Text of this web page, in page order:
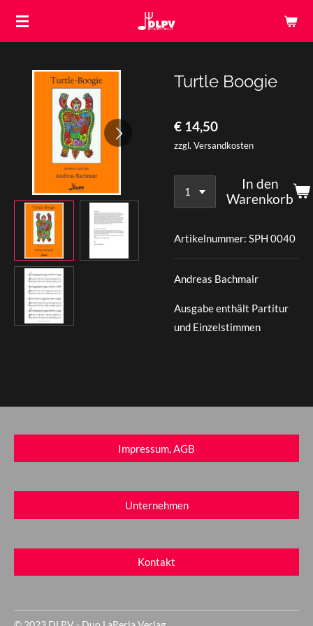
Zum
Turtle Boogie
€ 14,50
zzgl. Versandkosten
In den
Warenkorb
Artikelnummer: SPH 0040
Andreas Bachmair
Ausgabe enthält Partitur
und Einzelstimmen
Impressum, AGB
Unternehmen
Kontakt